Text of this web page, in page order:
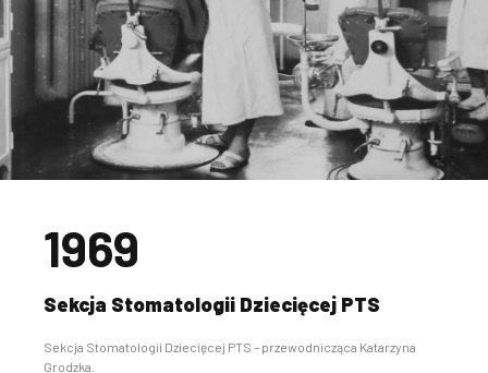
1969
Sekcja Stomatologii Dziecięcej PTS
Sekcja Stomatologii Dziecięcej PTS – przewodnicząca Katarzyna
Grodzka.